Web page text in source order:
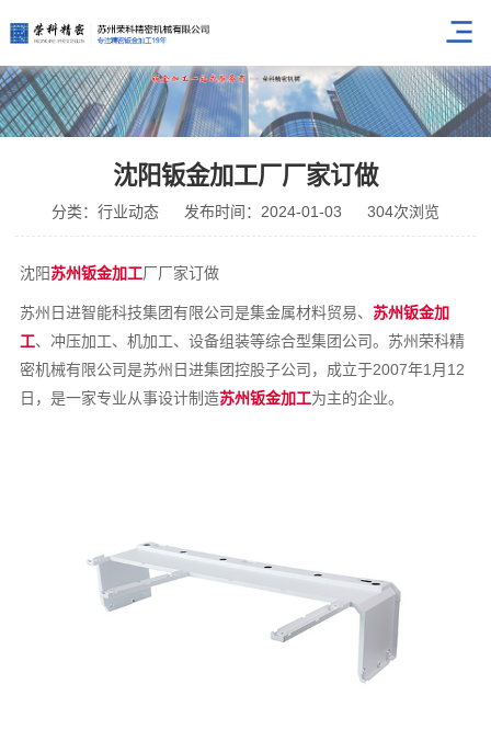
沈阳钣金加工厂厂家订做
分类：行业动态 发布时间：2024-01-03 304次浏览
沈阳苏州钣金加工厂厂家订做
苏州日进智能科技集团有限公司是集金属材料贸易、苏州钣金加
工、冲压加工、机加工、设备组装等综合型集团公司。苏州荣科精
密机械有限公司是苏州日进集团控股子公司，成立于2007年1月12
日，是一家专业从事设计制造苏州钣金加工为主的企业。